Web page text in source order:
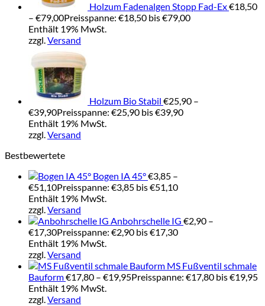
Holzum Fadenalgen Stopp Fad-Ex€18,50
– €79,00Preisspanne: €18,50 bis €79,00
Enthält 19% MwSt.
zzgl.Versand
Holzum Bio Stabil €25,90 –
€39,90Preisspanne: €25,90 bis €39,90
Enthält 19% MwSt.
zzgl.Versand
Bestbewertete
Bogen IA 45°€3,85 –
€51,10Preisspanne: €3,85 bis €51,10
Enthält 19% MwSt.
zzgl.Versand
Anbohrschelle IG €2,90 –
€17,30Preisspanne: €2,90 bis €17,30
Enthält 19% MwSt.
zzgl.Versand
MS Fußventil schmale
Bauform€17,80 – €19,95Preisspanne: €17,80 bis €19,95
Enthält 19% MwSt.
zzgl.Versand